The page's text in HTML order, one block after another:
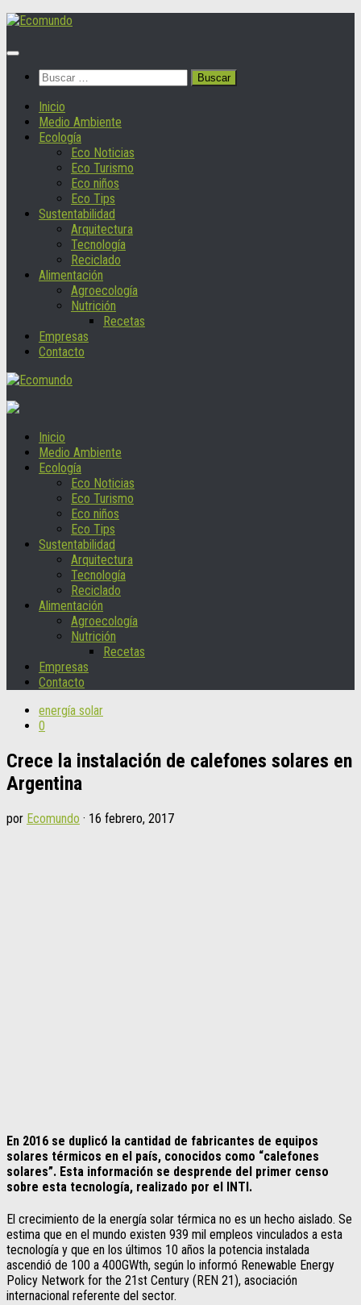
Saltar
contenido
Buscar:
Inicio
Medio Ambiente
Ecología
Eco Noticias
Eco Turismo
Eco niños
Eco Tips
Sustentabilidad
Arquitectura
Tecnología
Reciclado
Alimentación
Agroecología
Nutrición
Recetas
Empresas
Contacto
Inicio
Medio Ambiente
Ecología
Eco Noticias
Eco Turismo
Eco niños
Eco Tips
Sustentabilidad
Arquitectura
Tecnología
Reciclado
Alimentación
Agroecología
Nutrición
Recetas
Empresas
Contacto
energía solar
0
Crece la instalación de calefones solares en
Argentina
por Ecomundo · 16 febrero, 2017
En 2016 se duplicó la cantidad de fabricantes de equipos
solares térmicos en el país, conocidos como “calefones
solares”. Esta información se desprende del primer censo
sobre esta tecnología, realizado por el INTI.
El crecimiento de la energía solar térmica no es un hecho aislado. Se
estima que en el mundo existen 939 mil empleos vinculados a esta
tecnología y que en los últimos 10 años la potencia instalada
ascendió de 100 a 400GWth, según lo informó Renewable Energy
Policy Network for the 21st Century (REN 21), asociación
internacional referente del sector.